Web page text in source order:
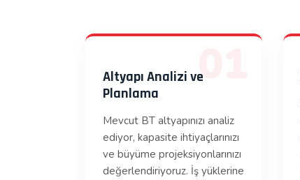
01
Altyapı Analizi ve
Planlama
Mevcut BT altyapınızı analiz
ediyor, kapasite ihtiyaçlarınızı
ve büyüme projeksiyonlarınızı
değerlendiriyoruz. İş yüklerine